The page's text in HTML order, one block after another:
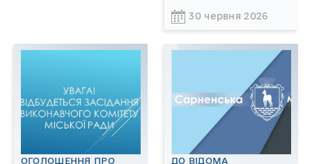
30 червня 2026
ОГОЛОШЕННЯ ПРО
ДО ВІДОМА